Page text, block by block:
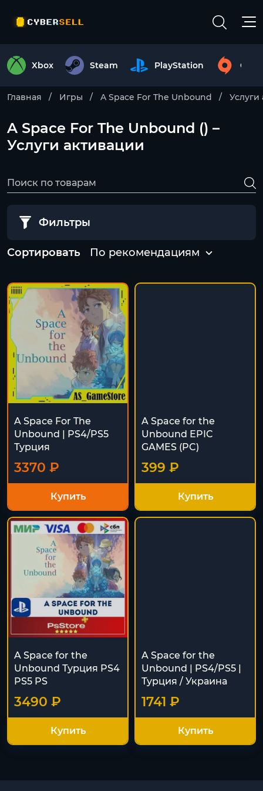
Xbox Steam PlayStation
Главная Игры A Space For The Unbound Услуги
A Space For The Unbound () –
Услуги активации
Фильтры
Сортировать По рекомендациям
A Space For The
Unbound | PS4/PS5
Турция
3370 ₽
Купить
A Space for the
Unbound EPIC
GAMES (PC)
399 ₽
Купить
A Space for the
Unbound Турция PS4
PS5 PS
3490 ₽
Купить
A Space for the
Unbound | PS4/PS5 |
Турция / Украина
1741 ₽
Купить